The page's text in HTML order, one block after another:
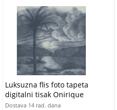
Luksuzna flis foto tapeta
digitalni tisak Onirique
OND22093 | 300 x 300 cm |
Dostava 14 rad. dana